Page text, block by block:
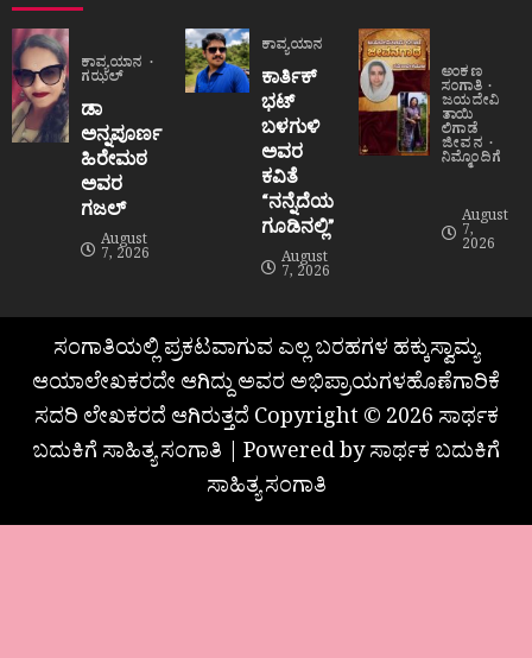
ಕಾವ್ಯಯಾನ
ಗಝಲ್
ಡಾ
ಅನ್ನಪೂರ್ಣ
ಹಿರೇಮಠ
ಅವರ
ಗಜಲ್
August
7, 2026
ಕಾವ್ಯಯಾನ
ಕಾರ್ತಿಕ್
ಭಟ್
ಬಳಗುಳಿ
ಅವರ
ಕವಿತೆ
“ನನ್ನೆದೆಯ
ಗೂಡಿನಲ್ಲಿ”
August
7, 2026
ಅಂಕಣ
ಸಂಗಾತಿ
ಜಯದೇವಿ
ತಾಯಿ
ಲಿಗಾಡೆ
ಜೀವನ
ನಿಮ್ಮೊಂದಿಗೆ
August
7,
2026
ಸಂಗಾತಿಯಲ್ಲಿ ಪ್ರಕಟವಾಗುವ ಎಲ್ಲ ಬರಹಗಳ ಹಕ್ಕುಸ್ವಾಮ್ಯ
ಆಯಾಲೇಖಕರದೇ ಆಗಿದ್ದು ಅವರ ಅಭಿಪ್ರಾಯಗಳಹೊಣೆಗಾರಿಕೆ
ಸದರಿ ಲೇಖಕರದೆ ಆಗಿರುತ್ತದೆ Copyright © 2026 ಸಾರ್ಥಕ
ಬದುಕಿಗೆ ಸಾಹಿತ್ಯ ಸಂಗಾತಿ | Powered by ಸಾರ್ಥಕ ಬದುಕಿಗೆ
ಸಾಹಿತ್ಯ ಸಂಗಾತಿ